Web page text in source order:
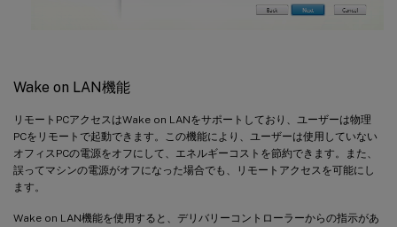
Wake on LAN機能
リモートPCアクセスはWake on LANをサポートしており、ユーザーは物理
PCをリモートで起動できます。この機能により、ユーザーは使用していない
オフィスPCの電源をオフにして、エネルギーコストを節約できます。また、
誤ってマシンの電源がオフになった場合でも、リモートアクセスを可能にし
ます。
Wake on LAN機能を使用すると、デリバリーコントローラーからの指示があ